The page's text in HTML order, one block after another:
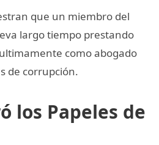
que un miembro del
largo tiempo prestando
como abogado
de corrupción.
los Papeles de